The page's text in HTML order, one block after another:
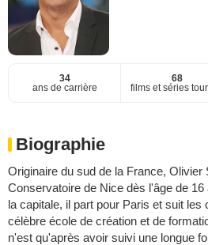
34
ans de carrière
68
films et séries
Biographie
Originaire du sud de la France, Olivier
Conservatoire de Nice dès l'âge de
la capitale, il part pour Paris et suit les
célèbre école de création et de
n'est qu'après avoir suivi une longue